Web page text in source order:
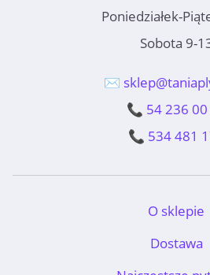
Poniedziałek-
Sobota 9-
✉️
📞 54 236 00
📞 534 481
O sklepie
Dostawa